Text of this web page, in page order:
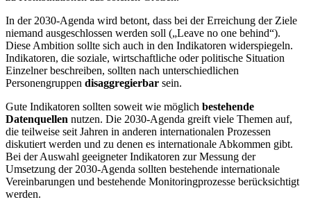
In der 2030-Agenda wird betont, dass bei der Erreichung der Ziele
niemand ausgeschlossen werden soll („Leave no one behind“).
Diese Ambition sollte sich auch in den Indikatoren widerspiegeln.
Indikatoren, die soziale, wirtschaftliche oder politische Situation
Einzelner beschreiben, sollten nach unterschiedlichen
Personengruppen disaggregierbar sein.
Gute Indikatoren sollten soweit wie möglich bestehende
Datenquellen nutzen. Die 2030-Agenda greift viele Themen auf,
die teilweise seit Jahren in anderen internationalen Prozessen
diskutiert werden und zu denen es internationale Abkommen gibt.
Bei der Auswahl geeigneter Indikatoren zur Messung der
Umsetzung der 2030-Agenda sollten bestehende internationale
Vereinbarungen und bestehende Monitoringprozesse berücksichtigt
werden.